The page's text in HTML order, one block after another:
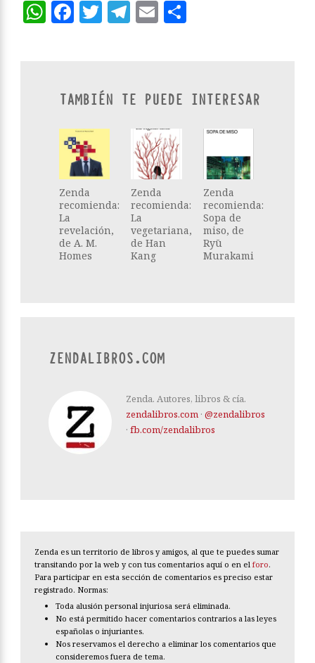
WhatsApp
Facebook
Twitter
Telegram
Email
TAMBIÉN TE PUEDE INTERESAR
Zenda
recomienda:
La
revelación,
de A. M.
Homes
Zenda
recomienda:
La
vegetariana,
de Han
Kang
Zenda
recomienda:
Sopa de
miso, de
Ryū
Murakami
ZENDALIBROS.COM
Zenda. Autores, libros & cía.
zendalibros.com · @zendalibros
· fb.com/zendalibros
Zenda es un territorio de libros y amigos, al que te puedes sumar
transitando por la web y con tus comentarios aquí o en el foro.
Para participar en esta sección de comentarios es preciso estar
registrado. Normas:
Toda alusión personal injuriosa será eliminada.
No está permitido hacer comentarios contrarios a las leyes
españolas o injuriantes.
Nos reservamos el derecho a eliminar los comentarios que
consideremos fuera de tema.